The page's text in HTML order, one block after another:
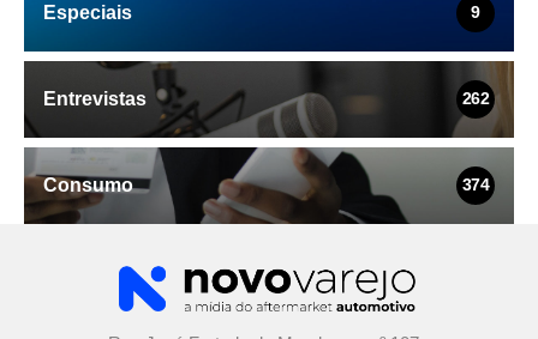
Especiais 9
Entrevistas 262
Consumo 374